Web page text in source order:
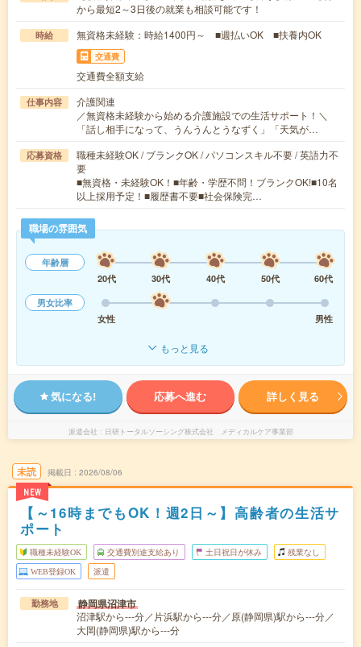
から最短2～3日後の就業も相談可能です！
時給 無資格未経験：時給1400円～ ■週払いOK ■扶養内OK
交通費
交通費全額支給
仕事内容
介護関連
／無資格未経験から始める介護施設での生活サポート！＼
「話し相手になって、うんうんとうなずく」「天気が…
応募資格
職種未経験OK / ブランクOK / パソコンスキル不要 / 英語力不
要
■無資格・未経験OK！■年齢・学歴不問！ブランクOK!■10名
以上採用予定！■履歴書不要■社会保険完…
職場の雰囲気
年齢層
20代
30代 40代 50代
60代
男女比率
女性
男性
もっと見る
気になる! 応募へ進む 詳しく見る
派遣会社 日研トータルソーシング株式会社 メディカルケア事業部
未読
NEW
掲載日 2026/08/06
【～16時までもOK！週2日～】高齢者の生活サ
ポート
職種未経験OK 交通費別途支給あり 土日祝日が休み 残業なし
WEB登録OK 派遣
勤務地 静岡県沼津市
沼津駅から---分／片浜駅から---分／原(静岡県)駅から---分／
大岡(静岡県)駅から---分